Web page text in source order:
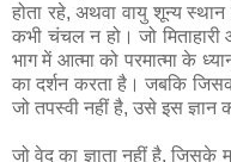
होता रहे, अथवा वायु शून्य
कभी चंचल न हो। जो
भाग में आत्मा को परमात्मा के
का दर्शन करता है। जबकि
जो तपस्वी नहीं है, उसे इस ज्ञान
जो वेद का ज्ञाता नहीं है,